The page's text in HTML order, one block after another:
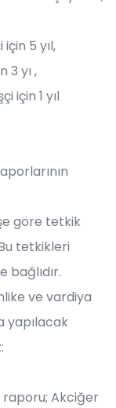
5 yıl,
3 yı ,
için 1 yıl
göre tetkik
tetkikleri
bağlıdır.
ve vardiya
yapılacak
raporu; Akciğer